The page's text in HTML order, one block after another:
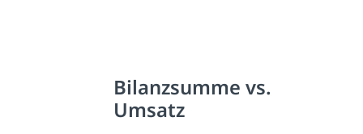
Bilanzsumme vs.
Umsatz